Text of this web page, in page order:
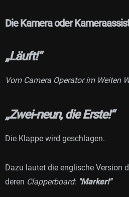
Die Kamera oder
„Läuft!“
Vom Camera Operator im Weiten
„Zwei-neun, die Erste!“
Die Klappe wird geschlagen.
Dazu lautet die englische Version
deren Clapperboard: "Marker!"